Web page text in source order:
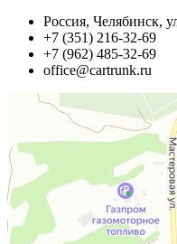
Россия, Челябинск,
+7 (351) 216-32-69
+7 (962) 485-32-69
office@cartrunk.ru